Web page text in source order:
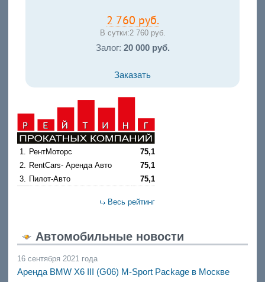
2 760 руб.
В сутки:2 760 руб.
Залог: 20 000 руб.
Заказать
1. РентМоторс
75,1
2.
RentCars- Аренда Авто
75,1
3.
Пилот-Авто 75,1
Весь рейтинг
Автомобильные новости
16 сентября 2021 года
Аренда BMW X6 III (G06) M-Sport Package в Москве